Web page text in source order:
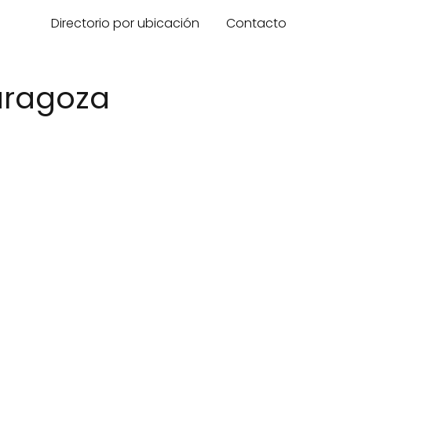
Directorio por ubicación Contacto